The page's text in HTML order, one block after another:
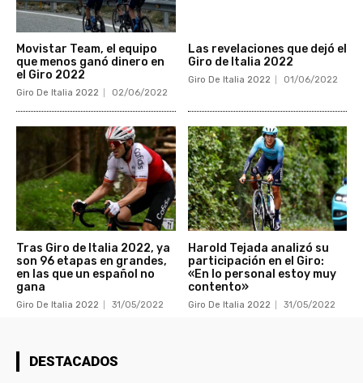
Movistar Team, el equipo
que menos ganó dinero en
el Giro 2022
Giro De Italia 2022 02/06/2022
Las revelaciones que dejó el
Giro de Italia 2022
Giro De Italia 2022 01/06/2022
Tras Giro de Italia 2022, ya
son 96 etapas en grandes,
en las que un español no
gana
Giro De Italia 2022 31/05/2022
Harold Tejada analizó su
participación en el Giro:
«En lo personal estoy muy
contento»
Giro De Italia 2022 31/05/2022
DESTACADOS